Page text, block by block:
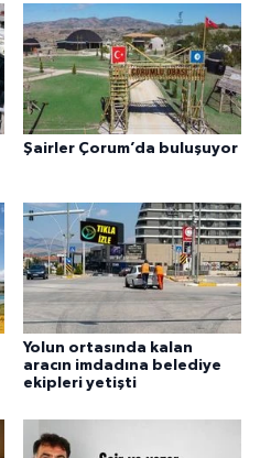
Şairler Çorum’da buluşuyor
Yolun ortasında kalan
aracın imdadına belediye
ekipleri yetişti